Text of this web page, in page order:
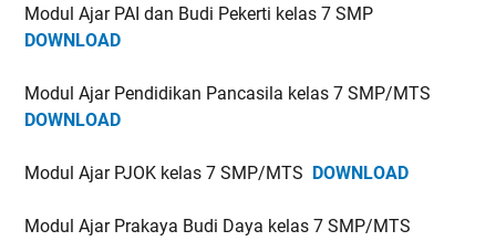
Modul Ajar PAI dan Budi Pekerti kelas 7 SMP
DOWNLOAD
Modul Ajar Pendidikan Pancasila kelas 7 SMP/MTS
DOWNLOAD
Modul Ajar PJOK kelas 7 SMP/MTS DOWNLOAD
Modul Ajar Prakaya Budi Daya kelas 7 SMP/MTS